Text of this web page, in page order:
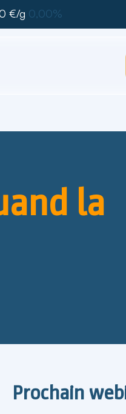
€/g 0,00%
la
Prochain